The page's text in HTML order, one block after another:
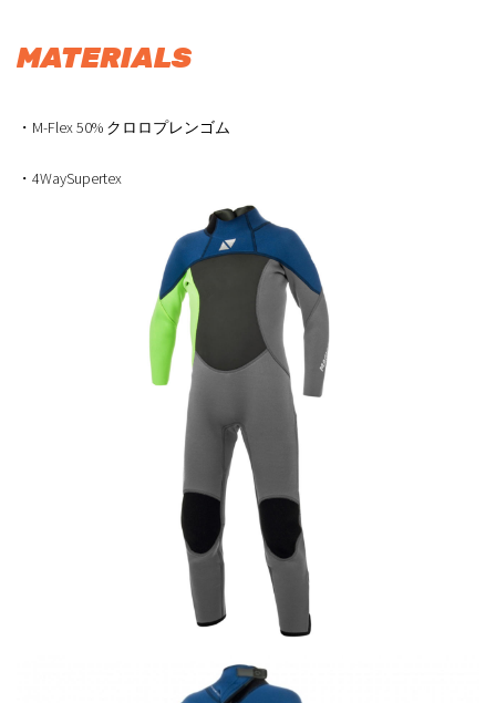
MATERIALS
・M-Flex 50% クロロプレンゴム
・4WaySupertex